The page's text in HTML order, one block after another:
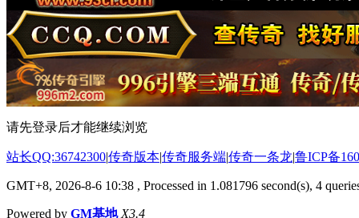
请先登录后才能继续浏览
站长QQ:36742300|传奇版本|传奇服务端|传奇一条龙|鲁ICP备
GMT+8, 2026-8-6 10:38 , Processed in 1.081796 second(s), 4
Powered by GM基地 X3.4